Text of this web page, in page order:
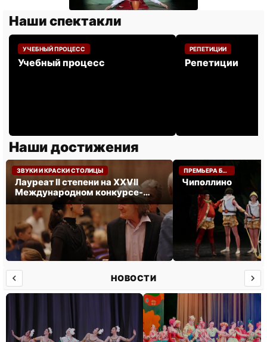
Наши спектакли
УЧЕБНЫЙ ПРОЦЕСС
Учебный процесс
РЕПЕТИЦИИ
Репетиции
Наши достижения
ЗВУКИ И КРАСКИ СТОЛИЦЫ
НОЯБРЬ 2024
Лауреат II степени на XXVII
Международном конкурсе-
фестивале «ЗВУКИ И КРАСКИ
СТОЛИЦЫ».
ПРЕМЬЕРА БАЛЕТА «ЧИПОЛЛИНО».
МАЙ 2024
Чиполлино
НОВОСТИ